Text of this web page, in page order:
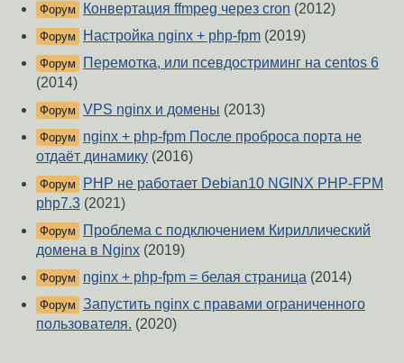
Форум Конвертация ffmpeg через cron (2012)
Форум Настройка nginx + php-fpm (2019)
Форум
Перемотка, или псевдостриминг на centos 6
(2014)
Форум VPS nginx и домены (2013)
Форум
nginx + php-fpm После проброса порта не
отдаёт динамику (2016)
Форум
PHP не работает Debian10 NGINX PHP-FPM
php7.3 (2021)
Форум
Проблема с подключением Кириллический
домена в Nginx (2019)
Форум nginx + php-fpm = белая страница (2014)
Форум Запустить nginx с правами ограниченного
пользователя. (2020)